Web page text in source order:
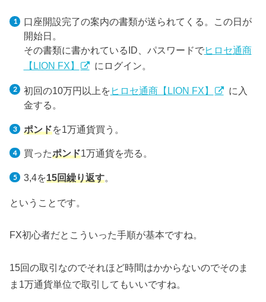
口座開設完了の案内の書類が送られてくる。この日が
開始日。
その書類に書かれているID、パスワードでヒロセ通商
【LION FX】
にログイン。
初回の10万円以上を ヒロセ通商【LION FX】
に入
金する。
ポンドを1万通貨買う。
買ったポンド1万通貨を売る。
3,4を15回繰り返す。
ということです。
FX初心者だとこういった手順が基本ですね。
15回の取引なのでそれほど時間はかからないのでそのま
ま1万通貨単位で取引してもいいですね。